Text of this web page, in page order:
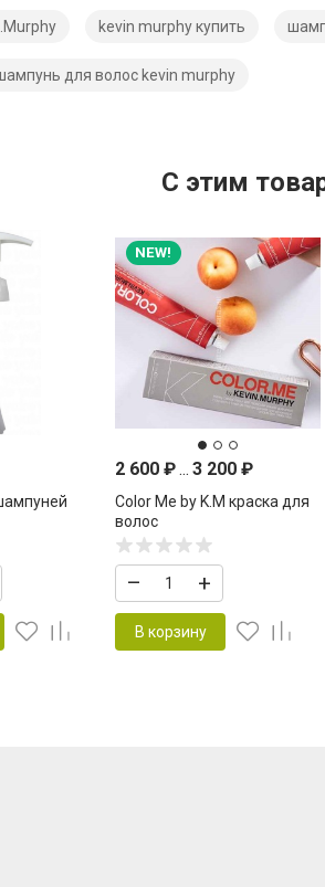
kevin murphy купить
для волос kevin murphy
C этим
NEW!
2 600 ₽... 3 200 ₽
Color Me by K.M краска для
волос
– +
В корзину